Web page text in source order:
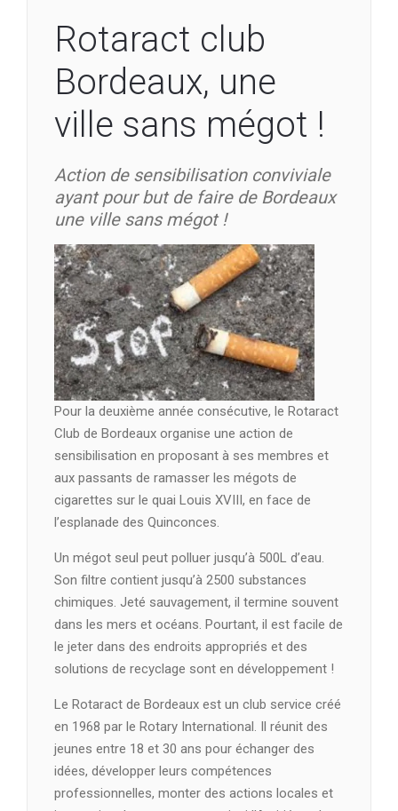
Rotaract club
Bordeaux, une
ville sans mégot !
Action de sensibilisation conviviale
ayant pour but de faire de Bordeaux
une ville sans mégot !
Pour la deuxième année consécutive, le Rotaract
Club de Bordeaux organise une action de
sensibilisation en proposant à ses membres et
aux passants de ramasser les mégots de
cigarettes sur le quai Louis XVIII, en face de
l’esplanade des Quinconces.
Un mégot seul peut polluer jusqu’à 500L d’eau.
Son filtre contient jusqu’à 2500 substances
chimiques. Jeté sauvagement, il termine souvent
dans les mers et océans. Pourtant, il est facile de
le jeter dans des endroits appropriés et des
solutions de recyclage sont en développement !
Le Rotaract de Bordeaux est un club service créé
en 1968 par le Rotary International. Il réunit des
jeunes entre 18 et 30 ans pour échanger des
idées, développer leurs compétences
professionnelles, monter des actions locales et